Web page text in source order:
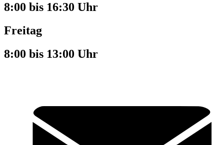
8:00 bis 16:30 Uhr
Freitag
8:00 bis 13:00 Uhr